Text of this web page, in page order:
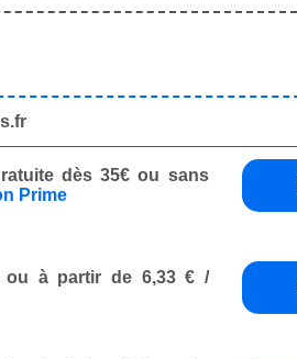
dès 35€ ou sans
Prime
ou à partir de 6,33 € /